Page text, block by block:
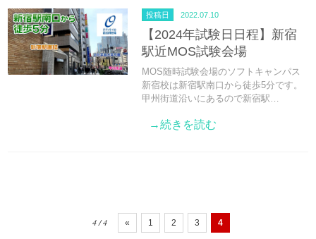
投稿日 2022.07.10
【2024年試験日日程】新宿
駅近MOS試験会場
MOS随時試験会場のソフトキャンパス
新宿校は新宿駅南口から徒歩5分です。
甲州街道沿いにあるので新宿駅…
→続きを読む
4 / 4 « 1 2 3 4